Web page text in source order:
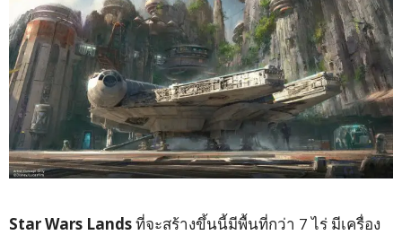
Star Wars Landsที่จะสร้างขึ้นนี้มีพื้นที่กว่า 7ไร่ มีเครื่อง